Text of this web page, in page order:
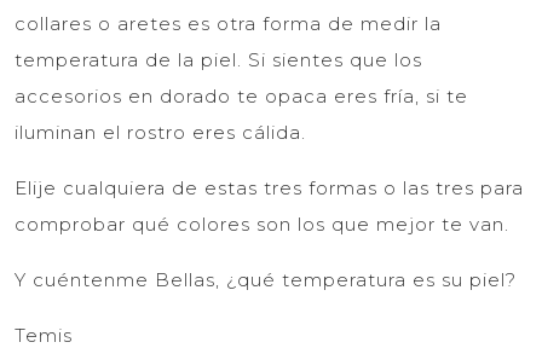
collares o aretes es otra forma de medir la
temperatura de la piel. Si sientes que los
accesorios en dorado te opaca eres fría, si te
iluminan el rostro eres cálida.
Elije cualquiera de estas tres formas o las tres para
comprobar qué colores son los que mejor te van.
Y cuéntenme Bellas, ¿qué temperatura es su piel?
Temis